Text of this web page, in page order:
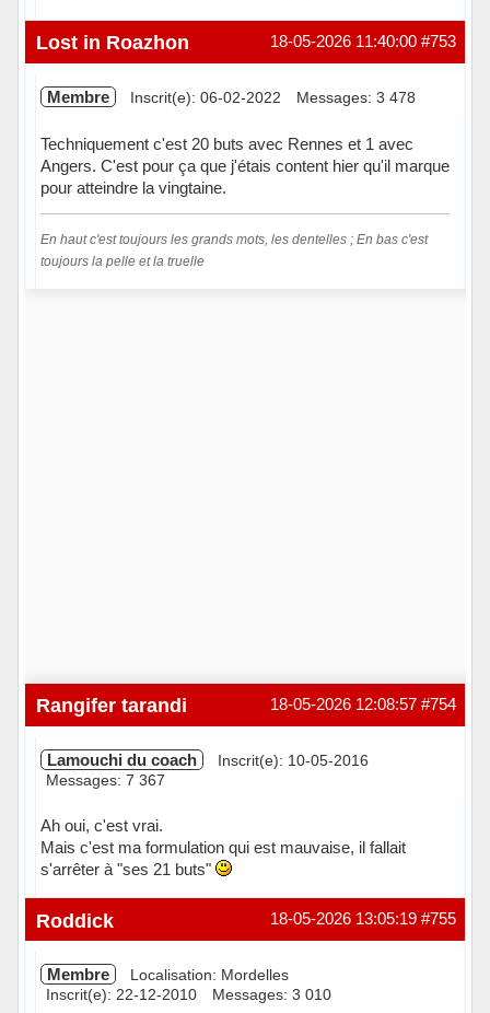
Hors ligne #753
18-05-2026 11:40:00
Lost in Roazhon
Membre Inscrit(e): 06-02-2022 Messages: 3 478
Techniquement c'est 20 buts avec Rennes et 1 avec
Angers. C'est pour ça que j'étais content hier qu'il marque
pour atteindre la vingtaine.
En haut c'est toujours les grands mots, les dentelles ; En bas c'est
toujours la pelle et la truelle
#754
18-05-2026 12:08:57
Rangifer tarandi
Lamouchi du coach
Inscrit(e): 10-05-2016
Messages: 7 367
Ah oui, c'est vrai.
Mais c'est ma formulation qui est mauvaise, il fallait
s'arrêter à "ses 21 buts"
Hors ligne #755
18-05-2026 13:05:19
Roddick
Membre
Localisation: Mordelles
Inscrit(e): 22-12-2010
Messages: 3 010